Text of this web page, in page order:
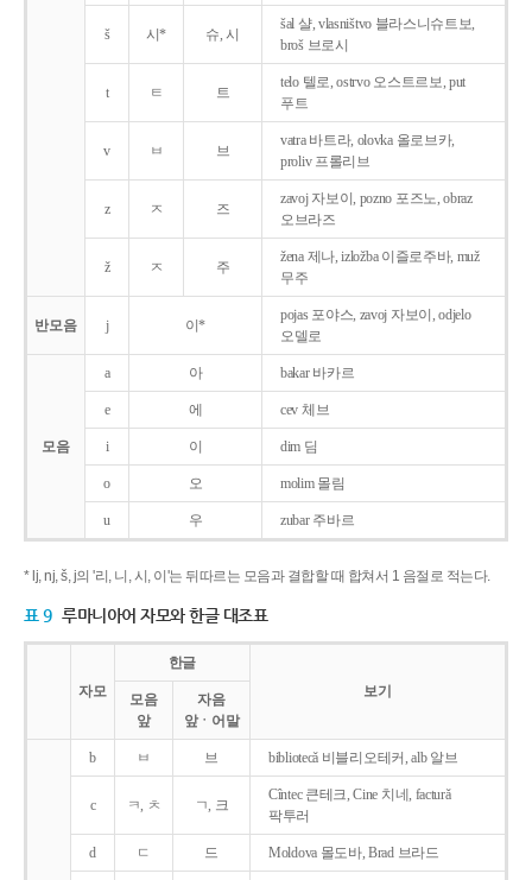
š 시* 슈, 시
šal 샬, vlasništvo 블라스니슈트보,
broš 브로시
t ㅌ 트
telo 텔로, ostrvo 오스트르보, put
푸트
v ㅂ 브
vatra 바트라, olovka 올로브카,
proliv 프롤리브
z ㅈ 즈
zavoj 자보이, pozno 포즈노, obraz
오브라즈
ž ㅈ 주
žena 제나, izložba 이즐로주바, muž
무주
반모음 j 이*
pojas 포야스, zavoj 자보이, odjelo
오델로
모음
a 아 bakar 바카르
e 에 cev 체브
i 이 dim 딤
o 오 molim 몰림
u 우 zubar 주바르
* lj, nj, š, j의 '리, 니, 시, 이'는 뒤따르는 모음과 결합할 때 합쳐서 1 음절로 적는다.
표 9 루마니아어 자모와 한글 대조표
자모
한글
보기
모음
앞
자음
앞ㆍ어말
b ㅂ 브 bibliotecǎ 비블리오테커, alb 알브
c ㅋ, ㅊ ㄱ, 크
Cîntec 큰테크, Cine 치네, facturǎ
팍투러
d ㄷ 드 Moldova 몰도바, Brad 브라드